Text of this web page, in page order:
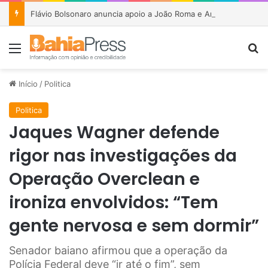
Menu
Início / Politica
Politica
Jaques Wagner defende
rigor nas investigações da
Operação Overclean e
ironiza envolvidos: “Tem
gente nervosa e sem dormir”
Senador baiano afirmou que a operação da
Polícia Federal deve “ir até o fim”, sem